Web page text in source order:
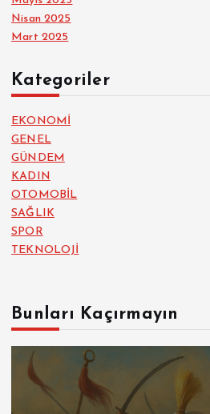
Nisan 2025
Mart 2025
Kategoriler
EKONOMİ
GENEL
GÜNDEM
KADIN
OTOMOBİL
SAĞLIK
SPOR
TEKNOLOJİ
Bunları Kaçırmayın